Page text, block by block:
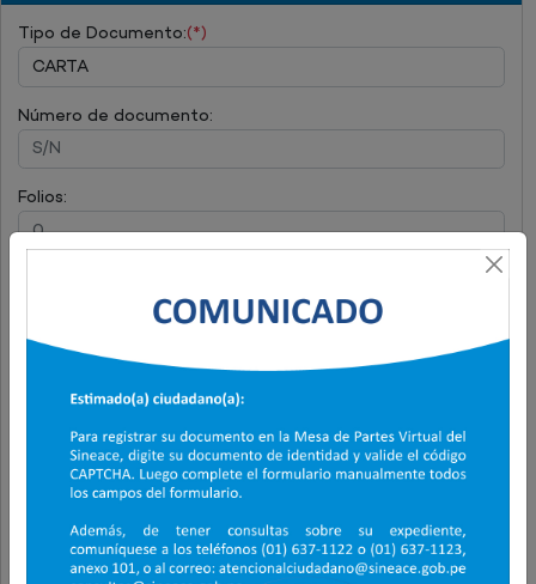
Tipo de Documento:(*)
Número de documento:
Folios: